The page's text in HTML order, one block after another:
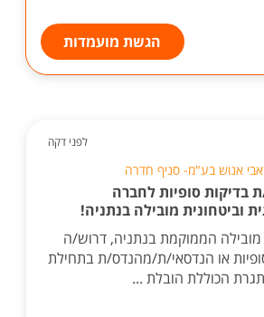
הגשת מועמדות
לפני דקה
אנוש בע"מ- סניף חדרה
בדיקות סופיות לחברה
וביטחונית מובילה בנתניה!
מובילה הממוקמת בנתניה, דרוש/ה
או הנדסאי/ת/מהנדס/ת בתחילת
הכוללת הובלת ...